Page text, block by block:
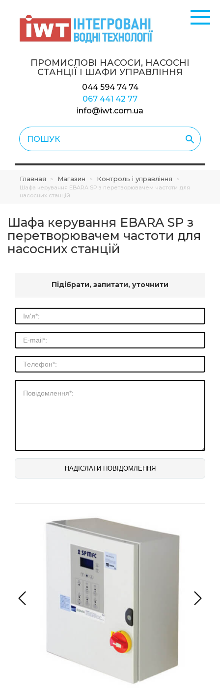
ПРОМИСЛОВІ НАСОСИ, НАСОСНІ
СТАНЦІЇ І ШАФИ УПРАВЛІННЯ
044 594 74 74
067 441 42 77
info@iwt.com.ua
Главная > Магазин > Контроль і управління
>
Шафа керування EBARA SP з перетворювачем частоти для
насосних станцій
Шафа керування EBARA SP з
перетворювачем частоти для
насосних станцій
Підібрати, запитати, уточнити